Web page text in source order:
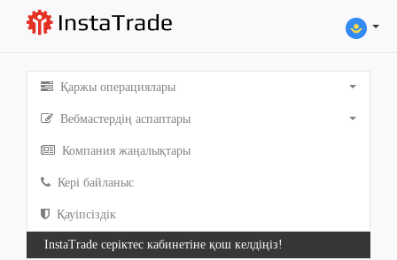
Қаржы операциялары
Вебмастердің аспаптары
Компания жаңалықтары
Кері байланыс
Қауіпсіздік
InstaTrade серіктес кабинетіне қош келдіңіз!